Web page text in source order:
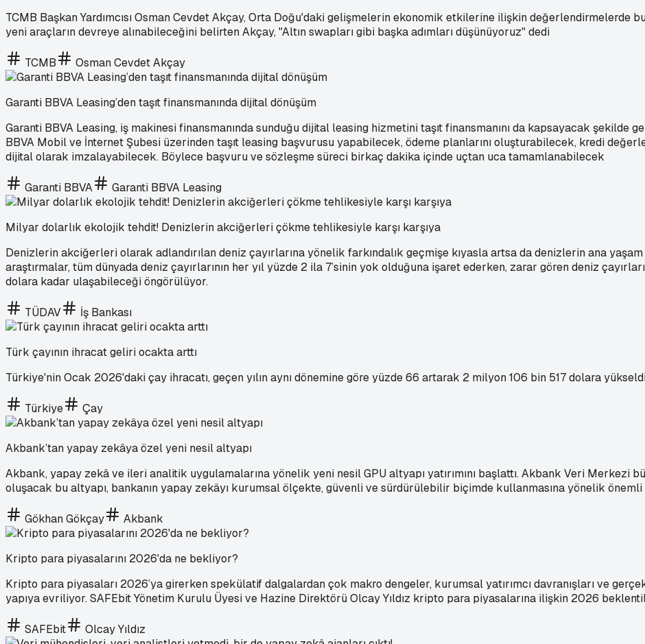
TCMB Başkan Yardımcısı Osman Cevdet Akçay, Orta Doğu'daki gelişmelerin ekonomik etkilerine ilişkin değerlendirmelerde
yeni araçların devreye alınabileceğini belirten Akçay, "Altın swapları gibi başka adımları düşünüyoruz" dedi
TCMB Osman Cevdet Akçay
Garanti BBVA Leasing’den taşıt finansmanında dijital dönüşüm
Garanti BBVA Leasing, iş makinesi finansmanında sunduğu dijital leasing hizmetini taşıt finansmanını da kapsayacak şekilde
BBVA Mobil ve İnternet Şubesi üzerinden taşıt leasing başvurusu yapabilecek, ödeme planlarını oluşturabilecek, kredi
dijital olarak imzalayabilecek. Böylece başvuru ve sözleşme süreci birkaç dakika içinde uçtan uca tamamlanabilecek
Garanti BBVA Garanti BBVA Leasing
Milyar dolarlık ekolojik tehdit! Denizlerin akciğerleri çökme tehlikesiyle karşı karşıya
Denizlerin akciğerleri olarak adlandırılan deniz çayırlarına yönelik farkındalık geçmişe kıyasla artsa da denizlerin ana
araştırmalar, tüm dünyada deniz çayırlarının her yıl yüzde 2 ila 7’sinin yok olduğuna işaret ederken, zarar gören deniz
dolara kadar ulaşabileceği öngörülüyor.
TÜDAV İş Bankası
Türk çayının ihracat geliri ocakta arttı
Türkiye'nin Ocak 2026'daki çay ihracatı, geçen yılın aynı dönemine göre yüzde 66 artarak 2 milyon 106 bin 517 dolara
Türkiye Çay
Akbank’tan yapay zekâya özel yeni nesil altyapı
Akbank, yapay zekâ ve ileri analitik uygulamalarına yönelik yeni nesil GPU altyapı yatırımını başlattı. Akbank Veri Merkezi
oluşacak bu altyapı, bankanın yapay zekâyı kurumsal ölçekte, güvenli ve sürdürülebilir biçimde kullanmasına yönelik önemli
Gökhan Gökçay Akbank
Kripto para piyasalarını 2026'da ne bekliyor?
Kripto para piyasaları 2026’ya girerken spekülatif dalgalardan çok makro dengeler, kurumsal yatırımcı davranışları ve
yapıya evriliyor. SAFEbit Yönetim Kurulu Üyesi ve Hazine Direktörü Olcay Yıldız kripto para piyasalarına ilişkin 2026
SAFEbit Olcay Yıldız